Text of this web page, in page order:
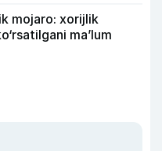
mojaro: xorijlik
ma’lum